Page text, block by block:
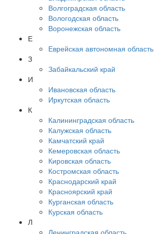
Волгоградская область
Вологодская область
Воронежская область
Е
Еврейская автономная область
З
Забайкальский край
И
Ивановская область
Иркутская область
К
Калининградская область
Калужская область
Камчатский край
Кемеровская область
Кировская область
Костромская область
Краснодарский край
Красноярский край
Курганская область
Курская область
Л
Ленинградская область